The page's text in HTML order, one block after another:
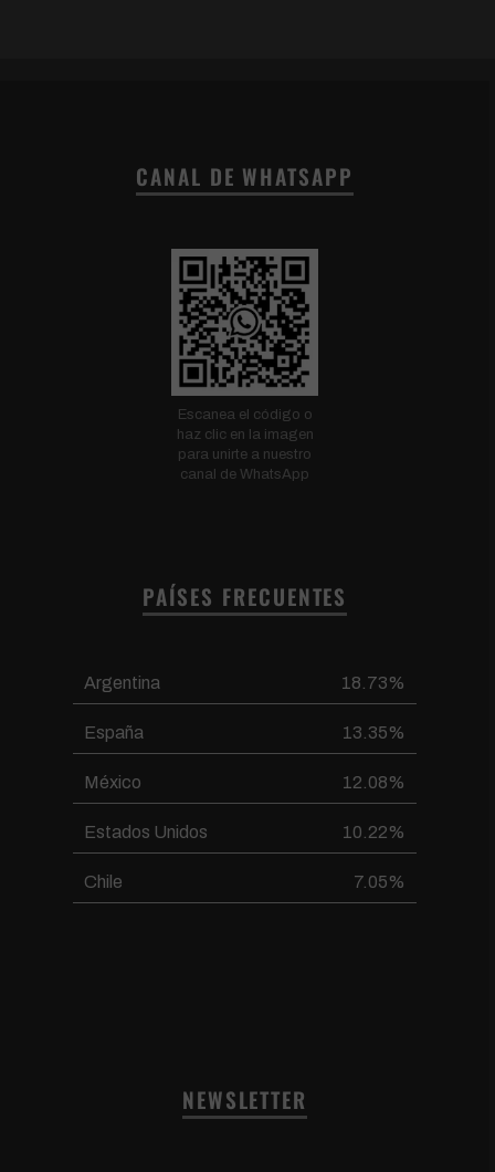
CANAL DE WHATSAPP
Escanea el código o
haz clic en la imagen
para unirte a nuestro
canal de WhatsApp
PAÍSES FRECUENTES
Argentina 18.73%
España 13.35%
México 12.08%
Estados Unidos 10.22%
Chile 7.05%
NEWSLETTER